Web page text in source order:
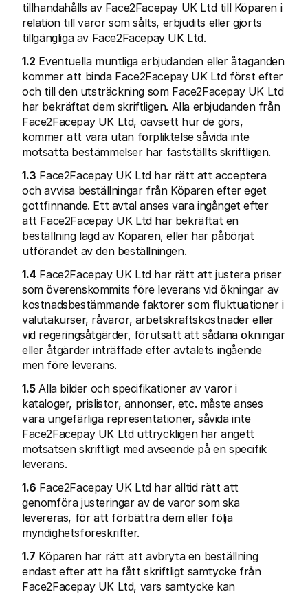
tillhandahålls av Face2Facepay UK Ltd till Köparen i
relation till varor som sålts, erbjudits eller gjorts
tillgängliga av Face2Facepay UK Ltd.
1.2 Eventuella muntliga erbjudanden eller åtaganden
kommer att binda Face2Facepay UK Ltd först efter
och till den utsträckning som Face2Facepay UK Ltd
har bekräftat dem skriftligen. Alla erbjudanden från
Face2Facepay UK Ltd, oavsett hur de görs,
kommer att vara utan förpliktelse såvida inte
motsatta bestämmelser har fastställts skriftligen.
1.3 Face2Facepay UK Ltd har rätt att acceptera
och avvisa beställningar från Köparen efter eget
gottfinnande. Ett avtal anses vara ingånget efter
att Face2Facepay UK Ltd har bekräftat en
beställning lagd av Köparen, eller har påbörjat
utförandet av den beställningen.
1.4 Face2Facepay UK Ltd har rätt att justera priser
som överenskommits före leverans vid ökningar av
kostnadsbestämmande faktorer som fluktuationer i
valutakurser, råvaror, arbetskraftskostnader eller
vid regeringsåtgärder, förutsatt att sådana ökningar
eller åtgärder inträffade efter avtalets ingående
men före leverans.
1.5 Alla bilder och specifikationer av varor i
kataloger, prislistor, annonser, etc. måste anses
vara ungefärliga representationer, såvida inte
Face2Facepay UK Ltd uttryckligen har angett
motsatsen skriftligt med avseende på en specifik
leverans.
1.6 Face2Facepay UK Ltd har alltid rätt att
genomföra justeringar av de varor som ska
levereras, för att förbättra dem eller följa
myndighetsföreskrifter.
1.7 Köparen har rätt att avbryta en beställning
endast efter att ha fått skriftligt samtycke från
Face2Facepay UK Ltd, vars samtycke kan
Technical resources
Developers portal
Discover developer resources and updates
Libraries
Integrate Mollie with ready-to-go libraries
Join our developer community
About Mollie
Pricing
View our pricing
About us
Learn more about our story and
values
News
Careers
Come work for us - we're hiring!
Contact
For shoppers
Find out why Mollie is on your bank statement
For Mollie customers
Reach out to our customer support team
Contact sales
Discover how we can help your business